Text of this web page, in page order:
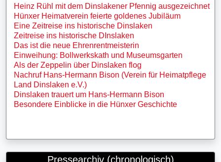
Heinz Rühl mit dem Dinslakener Pfennig ausgezeichnet
Hünxer Heimatverein feierte goldenes Jubiläum
Eine Zeitreise ins historische Dinslaken
Zeitreise ins historische DInslaken
Das ist die neue Ehrenrentmeisterin
Einweihung: Bollwerkskath und Museumsgarten
Als der Zeppelin über Dinslaken flog
Nachruf Hans-Hermann Bison (Verein für Heimatpflege
Land Dinslaken e.V.)
Dinslaken trauert um Hans-Hermann Bison
Besondere Einblicke in die Hünxer Geschichte
Pressearchiv (chronologisch)